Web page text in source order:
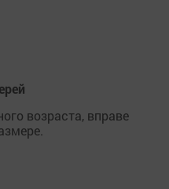
возраста, вправе